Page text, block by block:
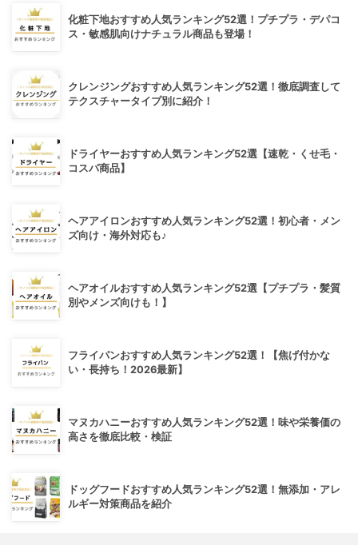
化粧下地おすすめ人気ランキング52選！プチプラ・デパコ
ス・敏感肌向けナチュラル商品も登場！
クレンジングおすすめ人気ランキング52選！徹底調査して
テクスチャータイプ別に紹介！
ドライヤーおすすめ人気ランキング52選【速乾・くせ毛・
コスパ商品】
ヘアアイロンおすすめ人気ランキング52選！初心者・メン
ズ向け・海外対応も♪
ヘアオイルおすすめ人気ランキング52選【プチプラ・髪質
別やメンズ向けも！】
フライパンおすすめ人気ランキング52選！【焦げ付かな
い・長持ち！2026最新】
マヌカハニーおすすめ人気ランキング52選！味や栄養価の
高さを徹底比較・検証
ドッグフードおすすめ人気ランキング52選！無添加・アレ
ルギー対策商品を紹介